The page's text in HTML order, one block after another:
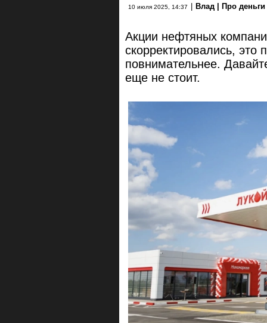
10 июля 2025, 14:37 Влад | Про деньги
Акции нефтяных
скорректировались, это
повнимательнее.
еще не стоит.